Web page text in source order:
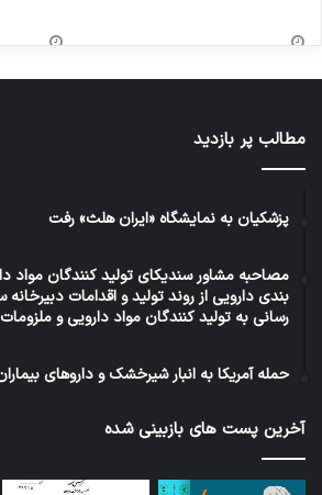
مطالب پر بازدید
پزشکیان به نمایشگاه «ایران هلث» رفت
مصاحبه مشاور سندیکای تولید کنندگان مواد
بندی دارویی از روند تولید و اقدامات
رسانی به تولید کنندگان مواد دارویی و
حمله آمریکا به انبار شیرخشک و داروهای
آخرین پست های بازبینی شده